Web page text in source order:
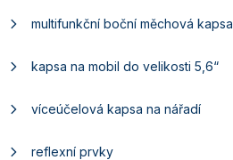
multifunkční boční měchová kapsa
kapsa na mobil do velikosti 5,6“
víceúčelová kapsa na nářadí
reflexní prvky